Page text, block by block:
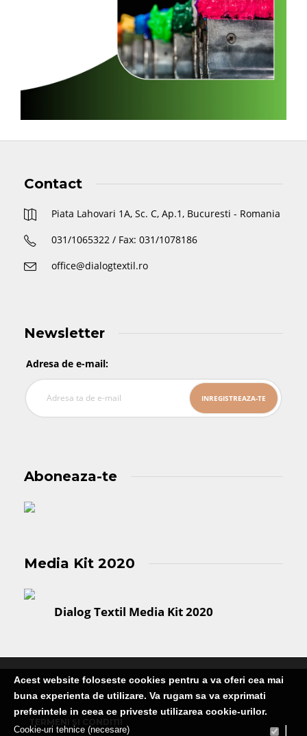
Contact
Piata Lahovari 1A, Sc. C, Ap.1, Bucuresti - Romania
031/1065322 / Fax: 031/1078186
office@dialogtextil.ro
Newsletter
Adresa de e-mail:
Aboneaza-te
Media Kit 2020
Dialog Textil Media Kit 2020
Publicatie editata de Martin Media Group SRL
Acest website foloseste cookies pentru a va oferi cea mai
buna experienta de utilizare. Va rugam sa va exprimati
preferintele in ceea ce priveste utilizarea cookie-urilor.
Cookie-uri tehnice (necesare)